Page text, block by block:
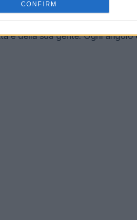
CONFIRM
e scoprire la tradizione
è costellato di chiese,
e della sua gente. Ogni angolo